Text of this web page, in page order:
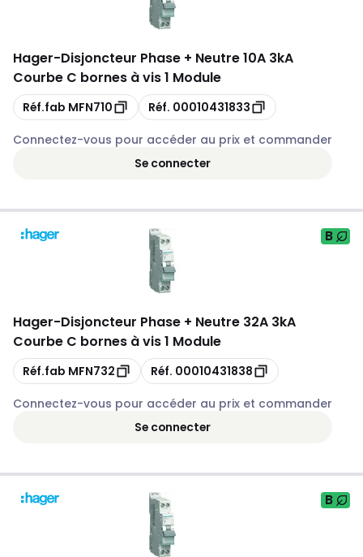
Hager-Disjoncteur Phase + Neutre 10A 3kA
Courbe C bornes à vis 1 Module
Copie
Réf.fab MFN710 Copie
Réf. 00010431833
Connectez-vous pour accéder au prix et commander
Se connecter
B
Hager-Disjoncteur Phase + Neutre 32A 3kA
Courbe C bornes à vis 1 Module
Copie
Réf.fab MFN732 Copie
Réf. 00010431838
Connectez-vous pour accéder au prix et commander
Se connecter
B